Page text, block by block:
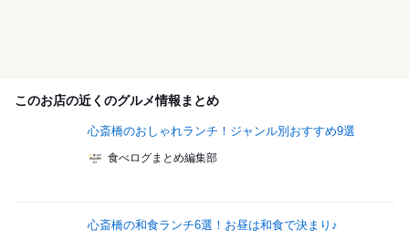
このお店の近くのグルメ情報まとめ
心斎橋のおしゃれランチ！ジャンル別おすすめ9選
食べログまとめ編集部
心斎橋の和食ランチ6選！お昼は和食で決まり♪